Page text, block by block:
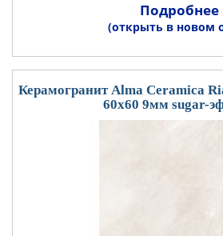
Подробнее
(открыть в новом
Керамогранит Alma Ceramica
60x60 9мм sugar-